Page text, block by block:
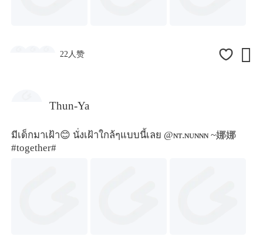
22人赞 
Thun-Ya
มีเด็กมาเฝ้า😊 นั่งเฝ้าใกล้ๆแบบนี้เลย @ɴᴛ.ɴᴜɴɴɴ ~娜娜
#together#